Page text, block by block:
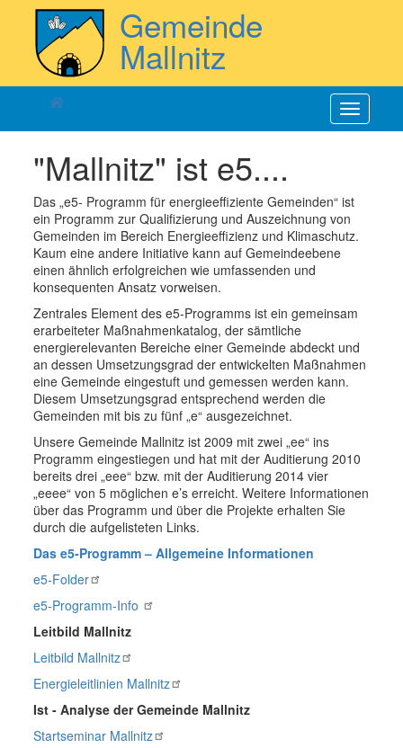
Gemeinde
Mallnitz
"Mallnitz" ist e5....
Das „e5- Programm für energieeffiziente Gemeinden“ ist
ein Programm zur Qualifizierung und Auszeichnung von
Gemeinden im Bereich Energieeffizienz und Klimaschutz.
Kaum eine andere Initiative kann auf Gemeindeebene
einen ähnlich erfolgreichen wie umfassenden und
konsequenten Ansatz vorweisen.
Zentrales Element dese5-Programms ist ein gemeinsam
erarbeiteter Maßnahmenkatalog, der sämtliche
energierelevanten Bereiche einer Gemeinde abdeckt und
an dessen Umsetzungsgrad der entwickelten Maßnahmen
eine Gemeinde eingestuft und gemessen werden kann.
Diesem Umsetzungsgrad entsprechend werden die
Gemeinden mit bis zu fünf „e“ ausgezeichnet.
Unsere Gemeinde Mallnitz ist 2009 mit zwei „ee“ ins
Programm eingestiegen und hat mit der Auditierung 2010
bereits drei „eee“ bzw. mit der Auditierung 2014 vier
„eeee“ von 5 möglichene’s erreicht. Weitere Informationen
über das Programm und über die Projekte erhalten Sie
durch die aufgelisteten Links.
Das e5-Programm – Allgemeine Informationen
e5-Folder
e5-Programm-Info
Leitbild Mallnitz
Leitbild Mallnitz
Energieleitlinien Mallnitz
Ist - Analyse der Gemeinde Mallnitz
Startseminar Mallnitz